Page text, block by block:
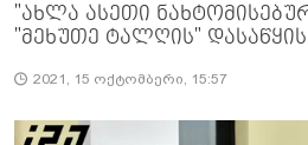
"ახლა ასეთი
"მეხუთე ტალღის"
2021, 15 ოქტომბერი, 15:57